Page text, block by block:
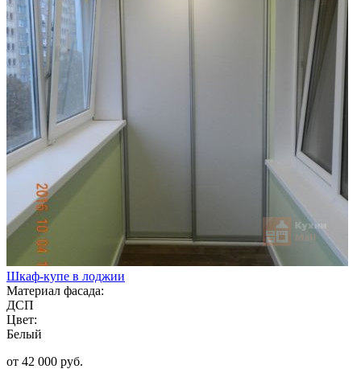
Шкаф-купе в лоджии
Материал фасада:
ДСП
Цвет:
Белый
от 42 000 руб.